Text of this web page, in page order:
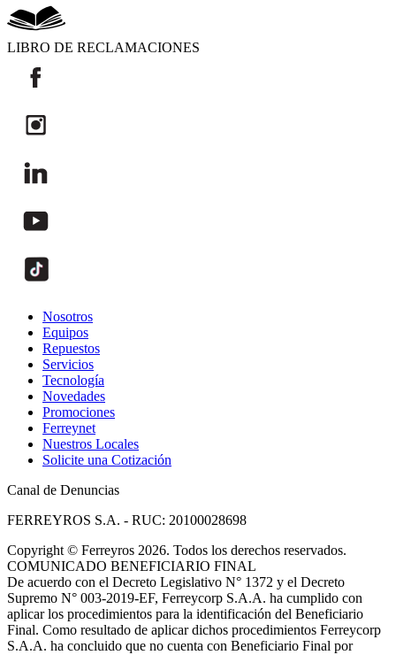
LIBRO DE RECLAMACIONES
Nosotros
Equipos
Repuestos
Servicios
Tecnología
Novedades
Promociones
Ferreynet
Nuestros Locales
Solicite una Cotización
Canal de Denuncias
FERREYROS S.A. - RUC: 20100028698
Copyright © Ferreyros 2026. Todos los derechos reservados.
COMUNICADO BENEFICIARIO FINAL
De acuerdo con el Decreto Legislativo N° 1372 y el Decreto
Supremo N° 003-2019-EF, Ferreycorp S.A.A. ha cumplido con
aplicar los procedimientos para la identificación del Beneficiario
Final. Como resultado de aplicar dichos procedimientos Ferreycorp
S.A.A. ha concluido que no cuenta con Beneficiario Final por